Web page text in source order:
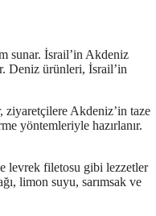
sunar. İsrail’in Akdeniz
Deniz ürünleri, İsrail’in
ziyaretçilere Akdeniz’in taze
yöntemleriyle hazırlanır.
levrek filetosu gibi lezzetler
limon suyu, sarımsak ve